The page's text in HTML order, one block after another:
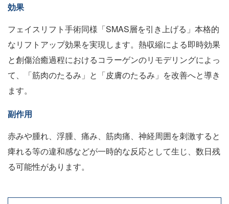
効果
フェイスリフト手術同様「SMAS層を引き上げる」本格的
なリフトアップ効果を実現します。熱収縮による即時効果
と創傷治癒過程におけるコラーゲンのリモデリングによっ
て、「筋肉のたるみ」と「皮膚のたるみ」を改善へと導き
ます。
副作用
赤みや腫れ、浮腫、痛み、筋肉痛、神経周囲を刺激すると
痺れる等の違和感などが一時的な反応として生じ、数日残
る可能性があります。